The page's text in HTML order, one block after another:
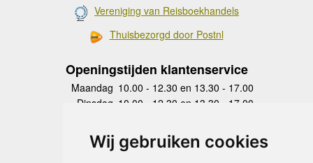
Wij gebruiken cookies
Vereniging van Reisboekhandels
Thuisbezorgd door Postnl
Openingstijden klantenservice
Maandag 10.00 - 12.30 en 13.30 - 17.00
Dinsdag 10.00 - 12.30 en 13.30 - 17.00
Donderdag
10.00 - 12.30 en 13.30 - 17.00
Vrijdag 10.00 - 12.30 en 13.30 - 17.00